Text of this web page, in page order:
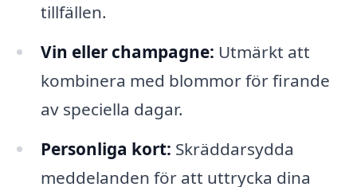
tillfällen.
Vin eller champagne: Utmärkt att
kombinera med blommor för firande
av speciella dagar.
Personliga kort: Skräddarsydda
meddelanden för att uttrycka dina